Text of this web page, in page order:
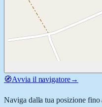
🧭Avvia il navigatore→
Naviga dalla tua posizione